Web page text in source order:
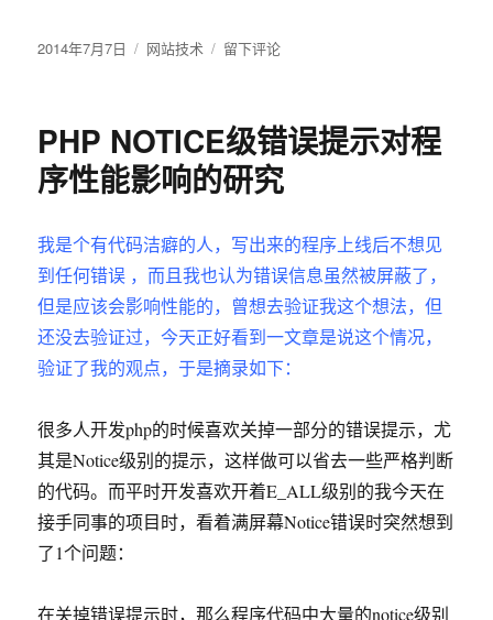
发
2014年7月7日
分
网站技术
于
要
重
复
轮
的
二
三
事
留下评论
PHP NOTICE级错误提示对程
序性能影响的研究
我是个有代码洁癖的人，写出来的程序上线后不想见
到任何错误 ，而且我也认为错误信息虽然被屏蔽了，
但是应该会影响性能的，曾想去验证我这个想法，但
还没去验证过，今天正好看到一文章是说这个情况，
验证了我的观点，于是摘录如下：
很多人开发php的时候喜欢关掉一部分的错误提示，尤
其是Notice级别的提示，这样做可以省去一些严格判断
的代码。而平时开发喜欢开着E_ALL级别的我今天在
接手同事的项目时，看着满屏幕Notice错误时突然想到
了1个问题：
在关掉错误提示时，那么程序代码中大量的notice级别